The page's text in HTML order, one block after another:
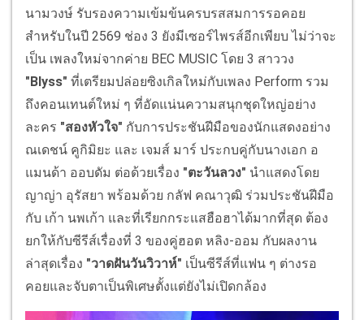
นามวงษ์ รับรองความเข้มข้นครบรสสมการรอคอย
สำหรับในปี 2569 ช่อง 3 ยังมีเซอร์ไพรส์อีกเพียบ ไม่ว่าจะ
เป็น เพลงใหม่จากค่าย BEC MUSIC โดย 3 สาววง
"Blyss" ที่เตรียมปล่อยซิงเกิลใหม่กับเพลง Perform รวม
ถึงคอนเทนต์ใหม่ ๆ ที่อัดแน่นความสนุกชุดใหญ่อย่าง
ละคร "สองหัวใจ" กับการประชันฝีมือของนักแสดงอย่าง
ณเดชน์ คูกิมิยะ และ เจมส์ มาร์ ประกบคู่กับนางเอก อ
แมนด้า ออบดัม ต่อด้วยเรื่อง "ตะวันลวง" นำแสดงโดย
ญาญ่า อุรัสยา พร้อมด้วย กลัฟ คณาวุฒิ ร่วมประชันฝีมือ
กับ เก้า นพเก้า และที่เรียกกระแสฮือฮาได้มากที่สุด ต้อง
ยกให้กับซีรีส์เรื่องที่ 3 ของคู่ฮอต หลิง-ออม กับผลงาน
ล่าสุดเรื่อง "วาดฝันวันวิวาห์" เป็นซีรีส์ที่แฟน ๆ ต่างรอ
คอยและจับตาเป็นพิเศษตั้งแต่ยังไม่เปิดกล้อง